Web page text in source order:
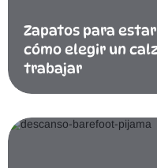
Zapatos para
cómo elegir un
trabajar